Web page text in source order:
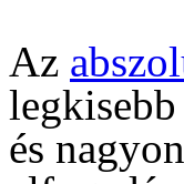
Az
és